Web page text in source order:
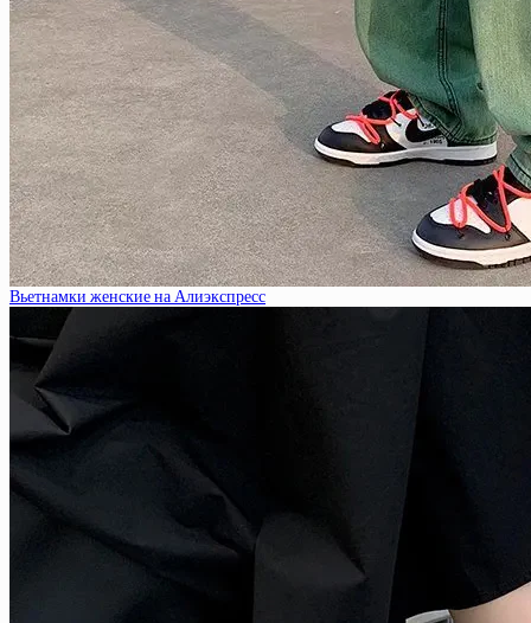
Вьетнамки женские на Алиэкспресс